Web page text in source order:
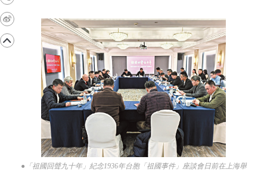
●「祖國回聲九十年」紀念1936年台胞「祖國事件」座談會日前在上海舉